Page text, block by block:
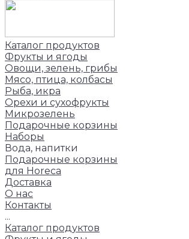
Каталог продуктов
Фрукты и ягоды
Овощи, зелень, грибы
Мясо, птица, колбасы
Рыба, икра
Орехи и сухофрукты
Микрозелень
Подарочные корзины
Наборы
Вода, напитки
Подарочные корзины
для Horeca
Доставка
О нас
Контакты
...
Каталог продуктов